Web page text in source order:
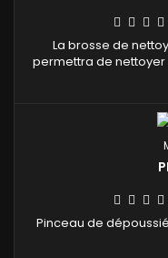
La brosse de
permettra de
Pinceau de